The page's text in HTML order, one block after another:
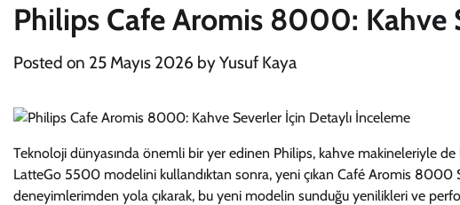
Philips Cafe Aromis 8000: Kahve
Posted on 25 Mayıs 2026 byYusuf Kaya
Teknoloji dünyasında önemli bir yer edinen Philips, kahve makineleriyle de
LatteGo 5500 modelini kullandıktan sonra, yeni çıkan Café Aromis 8000
deneyimlerimden yola çıkarak, bu yeni modelin sunduğu yenilikleri ve